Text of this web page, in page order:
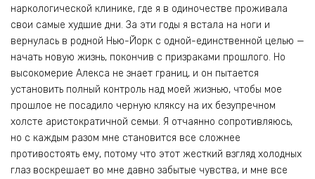
наркологической клинике, где я в одиночестве проживала
свои самые худшие дни. За эти годы я встала на ноги и
вернулась в родной Нью-Йорк с одной-единственной целью —
начать новую жизнь, покончив с призраками прошлого. Но
высокомерие Алекса не знает границ, и он пытается
установить полный контроль над моей жизнью, чтобы мое
прошлое не посадило черную кляксу на их безупречном
холсте аристократичной семьи. Я отчаянно сопротивляюсь,
но с каждым разом мне становится все сложнее
противостоять ему, потому что этот жесткий взгляд холодных
глаз воскрешает во мне давно забытые чувства, и мне все